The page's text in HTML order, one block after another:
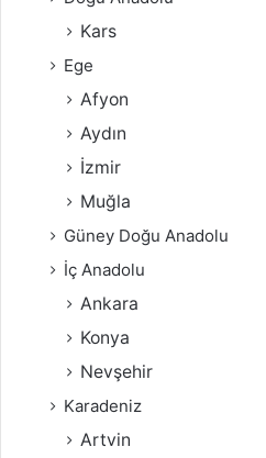
Kars
Ege
Afyon
Aydın
İzmir
Muğla
Güney Doğu Anadolu
İç Anadolu
Ankara
Konya
Nevşehir
Karadeniz
Artvin